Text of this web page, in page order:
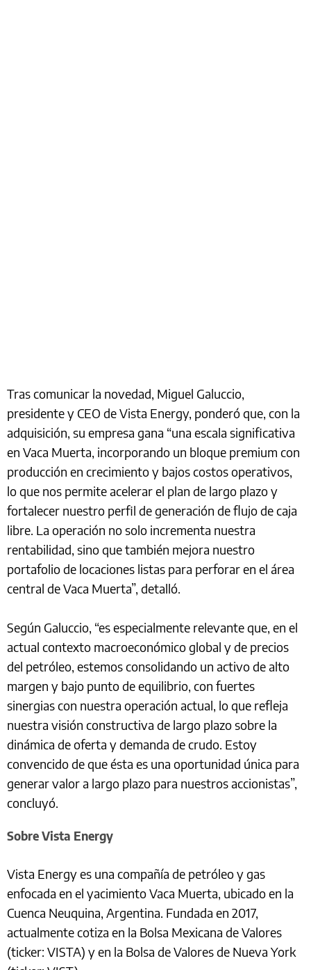
Tras comunicar la novedad, Miguel Galuccio,
presidente y CEO de Vista Energy, ponderó que, con la
adquisición, su empresa gana “una escala significativa
en Vaca Muerta, incorporando un bloque premium con
producción en crecimiento y bajos costos operativos,
lo que nos permite acelerar el plan de largo plazo y
fortalecer nuestro perfil de generación de flujo de caja
libre. La operación no solo incrementa nuestra
rentabilidad, sino que también mejora nuestro
portafolio de locaciones listas para perforar en el área
central de Vaca Muerta”, detalló.
Según Galuccio, “es especialmente relevante que, en el
actual contexto macroeconómico global y de precios
del petróleo, estemos consolidando un activo de alto
margen y bajo punto de equilibrio, con fuertes
sinergias con nuestra operación actual, lo que refleja
nuestra visión constructiva de largo plazo sobre la
dinámica de oferta y demanda de crudo. Estoy
convencido de que ésta es una oportunidad única para
generar valor a largo plazo para nuestros accionistas”,
concluyó.
Sobre Vista Energy
Vista Energy es una compañía de petróleo y gas
enfocada en el yacimiento Vaca Muerta, ubicado en la
Cuenca Neuquina, Argentina. Fundada en 2017,
actualmente cotiza en la Bolsa Mexicana de Valores
(ticker: VISTA) y en la Bolsa de Valores de Nueva York